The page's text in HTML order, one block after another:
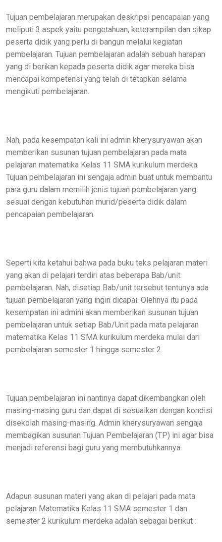
Tujuan pembelajaran merupakan deskripsi pencapaian yang
meliputi 3 aspek yaitu pengetahuan, keterampilan dan sikap
peserta didik yang perlu di bangun melalui kegiatan
pembelajaran. Tujuan pembelajaran adalah sebuah harapan
yang di berikan kepada peserta didik agar mereka bisa
mencapai kompetensi yang telah di tetapkan selama
mengikuti pembelajaran.
Nah, pada kesempatan kali ini admin kherysuryawan akan
memberikan susunan tujuan pembelajaran pada mata
pelajaran matematika Kelas 11 SMA kurikulum merdeka.
Tujuan pembelajaran ini sengaja admin buat untuk membantu
para guru dalam memilih jenis tujuan pembelajaran yang
sesuai dengan kebutuhan murid/peserta didik dalam
pencapaian pembelajaran.
Seperti kita ketahui bahwa pada buku teks pelajaran materi
yang akan di pelajari terdiri atas beberapa Bab/unit
pembelajaran. Nah, disetiap Bab/unit tersebut tentunya ada
tujuan pembelajaran yang ingin dicapai. Olehnya itu pada
kesempatan ini admini akan memberikan susunan tujuan
pembelajaran untuk setiap Bab/Unit pada mata pelajaran
matematika Kelas 11 SMA kurikulum merdeka mulai dari
pembelajaran semester 1 hingga semester 2.
Tujuan pembelajaran ini nantinya dapat dikembangkan oleh
masing-masing guru dan dapat di sesuaikan dengan kondisi
disekolah masing-masing. Admin kherysuryawan sengaja
membagikan susunan Tujuan Pembelajaran (TP) ini agar bisa
menjadi referensi bagi guru yang membutuhkannya.
Adapun susunan materi yang akan di pelajari pada mata
pelajaran Matematika Kelas 11 SMA semester 1 dan
semester 2 kurikulum merdeka adalah sebagai berikut :